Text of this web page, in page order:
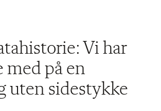
Vi har
på en
uten sidestykke